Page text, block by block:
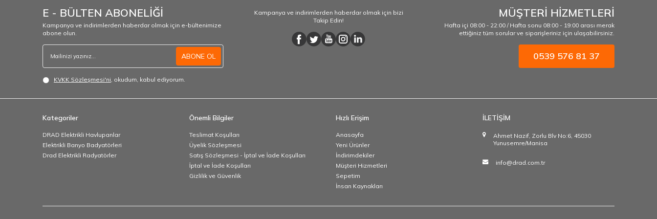
E - BÜLTEN ABONELİĞİ
Kampanya ve indirimlerden haberdar olmak için e-bültenimize
abone olun.
ABONE OL
KVKK Sözleşmesi'ni , okudum, kabul ediyorum.
Kampanya ve indirimlerden haberdar olmak için bizi
Takip Edin!
MÜŞTERİ HİZMETLERİ
Hafta içi 08:00 - 22:00 / Hafta sonu 08:00 - 19:00 arası merak
ettiğiniz tüm sorular ve siparişleriniz için ulaşabilirsiniz.
0539 576 81 37
Kategoriler
DRAD Elektrikli Havlupanlar
Elektrikli Banyo Badyatörleri
Drad Elektrikli Radyatörler
Önemli Bilgiler
Teslimat Koşulları
Üyelik Sözleşmesi
Satış Sözleşmesi - İptal ve İade Koşulları
İptal ve İade Koşulları
Gizlilik ve Güvenlik
Hızlı Erişim
Anasayfa
Yeni Ürünler
İndirimdekiler
Müşteri Hizmetleri
Sepetim
İnsan Kaynakları
İLETİŞİM
Ahmet Nazif, Zorlu Blv No:6, 45030
Yunusemre/Manisa
info@drad.com.tr